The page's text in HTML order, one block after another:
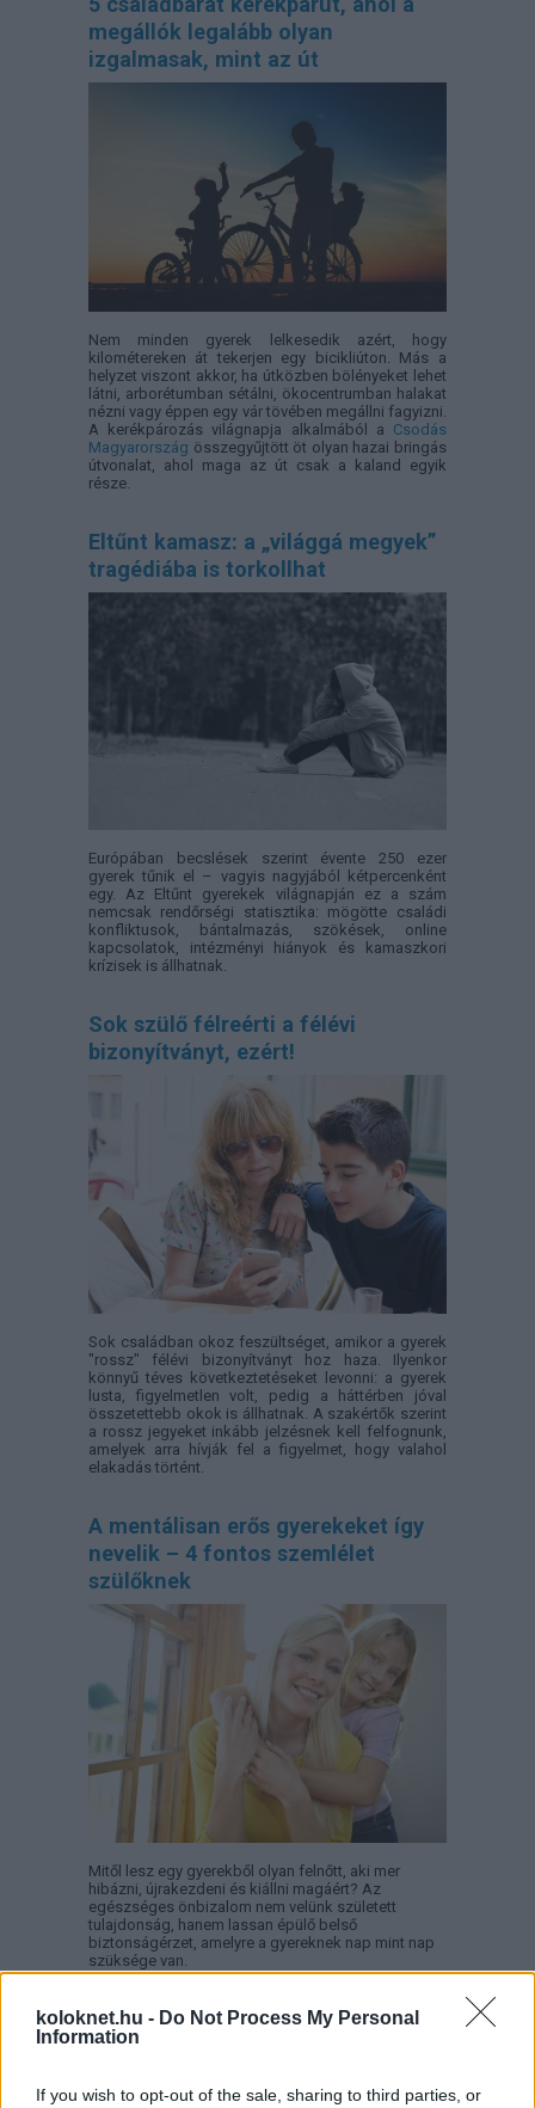
koloknet.hu - Do Not Process My Personal
Information
If you wish to opt-out of the sale, sharing to third parties, or
megállók legalább olyan
izgalmasak, mint az út
Nem minden gyerek lelkesedik azért, hogy
kilométereken át tekerjen egy bicikliúton. Más a
helyzet viszont akkor, ha útközben bölényeket lehet
látni, arborétumban sétálni, ökocentrumban halakat
nézni vagy éppen egy vár tövében megállni fagyizni.
A kerékpározás világnapja alkalmából a Csodás
Magyarország összegyűjtött öt olyan hazai bringás
útvonalat, ahol maga az út csak a kaland egyik
része.
Eltűnt kamasz: a „világgá megyek”
tragédiába is torkollhat
Európában becslések szerint évente 250 ezer
gyerek tűnik el – vagyis nagyjából kétpercenként
egy. Az Eltűnt gyerekek világnapján ez a szám
nemcsak rendőrségi statisztika: mögötte családi
konfliktusok, bántalmazás, szökések, online
kapcsolatok, intézményi hiányok és kamaszkori
krízisek is állhatnak.
Sok szülő félreérti a félévi
bizonyítványt, ezért!
Sok családban okoz feszültséget, amikor a gyerek
"rossz" félévi bizonyítványt hoz haza. Ilyenkor
könnyű téves következtetéseket levonni: a gyerek
lusta, figyelmetlen volt, pedig a háttérben jóval
összetettebb okok is állhatnak. A szakértők szerint
a rossz jegyeket inkább jelzésnek kell felfognunk,
amelyek arra hívják fel a figyelmet, hogy valahol
elakadás történt.
A mentálisan erős gyerekeket így
nevelik – 4 fontos szemlélet
szülőknek
Mitől lesz egy gyerekből olyan felnőtt, aki mer
hibázni, újrakezdeni és kiállni magáért? Az
egészséges önbizalom nem velünk született
tulajdonság, hanem lassan épülő belső
biztonságérzet, amelyre a gyereknek nap mint nap
szüksége van.